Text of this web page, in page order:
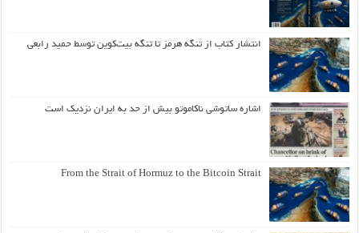
انتشار کتاب از تنگه هرمز تا تنگه بیت‌کوین توسط حمید رابعی
اشاره ساتوشی ناکاموتو بیش از حد به ایران نزدیک است
From the Strait of Hormuz to the Bitcoin Strait